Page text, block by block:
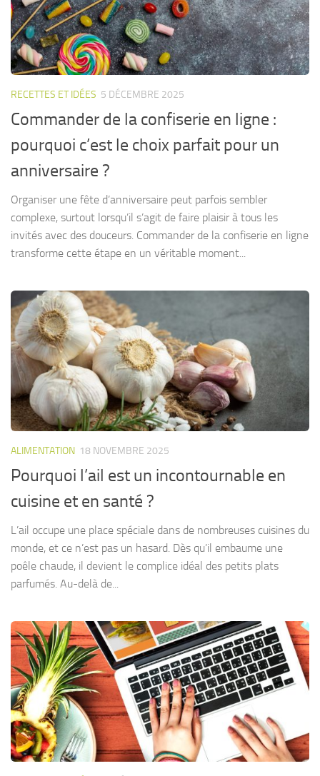
RECETTES ET IDÉES 5 DÉCEMBRE 2025
Commander de la confiserie en ligne :
pourquoi c’est le choix parfait pour un
anniversaire ?
Organiser une fête d’anniversaire peut parfois sembler
complexe, surtout lorsqu’il s’agit de faire plaisir à tous les
invités avec des douceurs. Commander de la confiserie en ligne
transforme cette étape en un véritable moment...
ALIMENTATION 18 NOVEMBRE 2025
Pourquoi l’ail est un incontournable en
cuisine et en santé ?
L’ail occupe une place spéciale dans de nombreuses cuisines du
monde, et ce n’est pas un hasard. Dès qu’il embaume une
poêle chaude, il devient le complice idéal des petits plats
parfumés. Au-delà de...